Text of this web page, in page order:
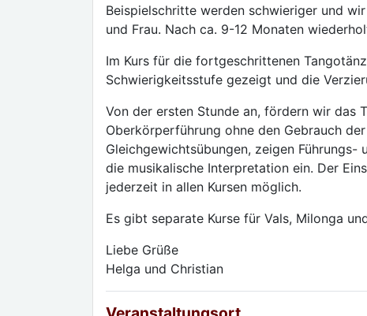
Beispielschritte werden schwieriger und
und Frau. Nach ca. 9-12 Monaten
Im Kurs für die fortgeschrittenen
Schwierigkeitsstufe gezeigt und die
Von der ersten Stunde an, fördern wir das
Oberkörperführung ohne den Gebrauch
Gleichgewichtsübungen, zeigen
die musikalische Interpretation ein. Der
jederzeit in allen Kursen möglich.
Es gibt separate Kurse für Vals, Milonga
Liebe Grüße
Helga und Christian